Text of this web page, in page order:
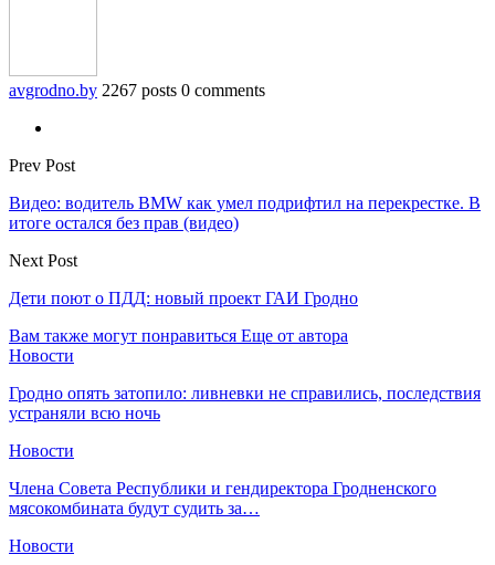
avgrodno.by 2267 posts 0 comments
Prev Post
Видео: водитель BMW как умел подрифтил на перекрестке. В
итоге остался без прав (видео)
Next Post
Дети поют о ПДД: новый проект ГАИ Гродно
Вам также могут понравиться Еще от автора
Новости
Гродно опять затопило: ливневки не справились, последствия
устраняли всю ночь
Новости
Члена Совета Республики и гендиректора Гродненского
мясокомбината будут судить за…
Новости